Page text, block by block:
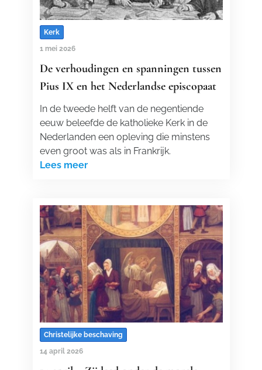
Kerk
1 mei 2026
De verhoudingen en spanningen tussen
Pius IX en het Nederlandse episcopaat
In de tweede helft van de negentiende
eeuw beleefde de katholieke Kerk in de
Nederlanden een opleving die minstens
even groot was als in Frankrijk.
Lees meer
Christelijke beschaving
14 april 2026